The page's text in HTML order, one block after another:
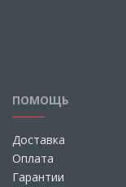
ПОМОЩЬ
Доставка
Оплата
Гарантии